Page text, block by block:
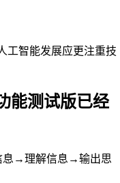
工智能发展应更注重技
能测试版已经
息→理解信息→输出思